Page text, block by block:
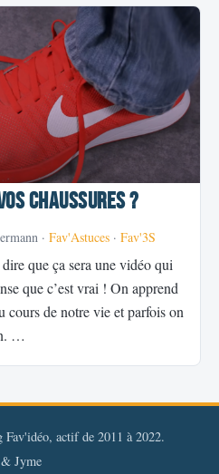
chaussures ?
· Fav'Astuces · Fav'3S
que ça sera une vidéo qui
que c’est vrai ! On apprend
cours de notre vie et parfois on
…
actif de 2011 à 2022.
Jyme